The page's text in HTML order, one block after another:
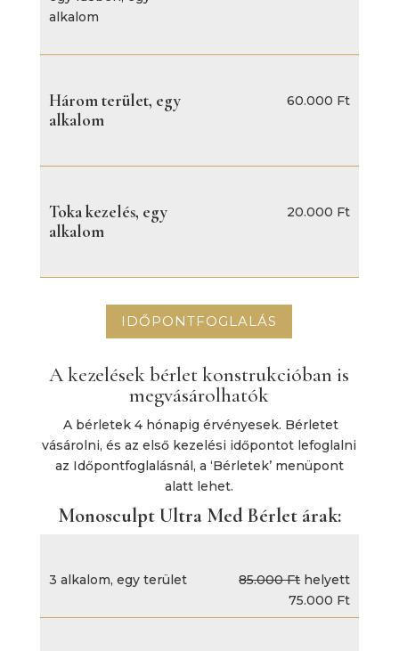
alkalom
Három terület, egy
alkalom
60.000 Ft
Toka kezelés, egy
alkalom
20.000 Ft
IDŐPONTFOGLALÁS
A kezelések bérlet konstrukcióban is
megvásárolhatók
A bérletek 4 hónapig érvényesek. Bérletet
vásárolni, és az első kezelési időpontot lefoglalni
az Időpontfoglalásnál, a ‘Bérletek’ menüpont
alatt lehet.
Monosculpt Ultra Med Bérlet árak:
3 alkalom, egy terület 85.000 Fthelyett
75.000 Ft